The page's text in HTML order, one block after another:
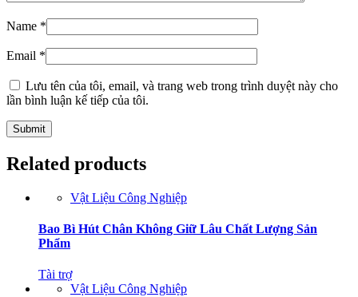
Name *
Email *
Lưu tên của tôi, email, và trang web trong trình duyệt này cho
lần bình luận kế tiếp của tôi.
Related products
Vật Liệu Công Nghiệp
Bao Bì Hút Chân Không Giữ Lâu Chất Lượng Sản
Phẩm
Tài trợ
Vật Liệu Công Nghiệp